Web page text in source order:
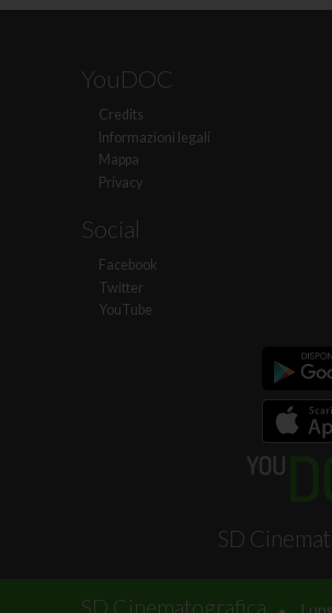
YouDOC
Credits
Informazioni legali
Mappa
Privacy
Social
Facebook
Twitter
YouTube
SD
SD Cinematografica .